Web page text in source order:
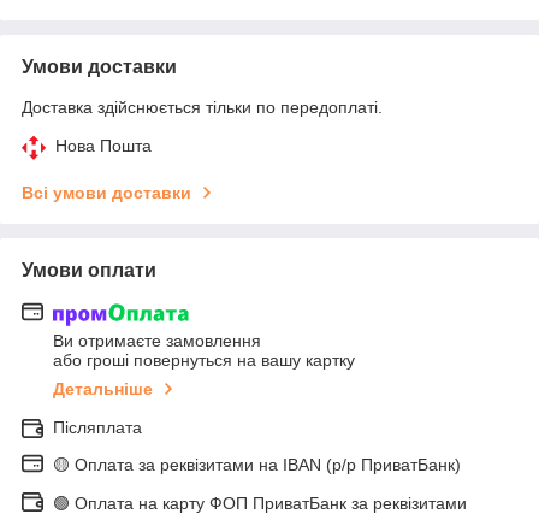
Умови доставки
Доставка здійснюється тільки по передоплаті.
Нова Пошта
Всі умови доставки
Умови оплати
Ви отримаєте замовлення
або гроші повернуться на вашу картку
Детальніше
Післяплата
🟡 Оплата за реквізитами на IBAN (р/р ПриватБанк)
🟢 Оплата на карту ФОП ПриватБанк за реквізитами